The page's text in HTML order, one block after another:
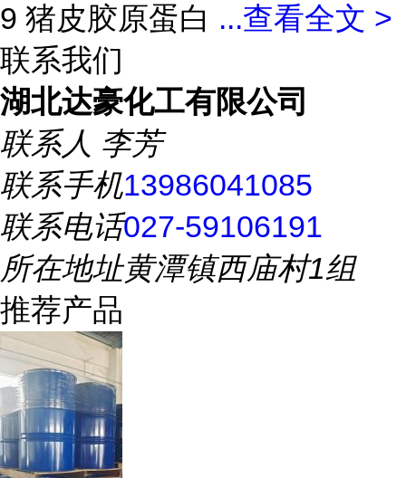
9 猪皮胶原蛋白 ...查看全文 >
联系我们
湖北达豪化工有限公司
联系人 李芳
联系手机13986041085
联系电话027-59106191
所在地址黄潭镇西庙村1组
推荐产品